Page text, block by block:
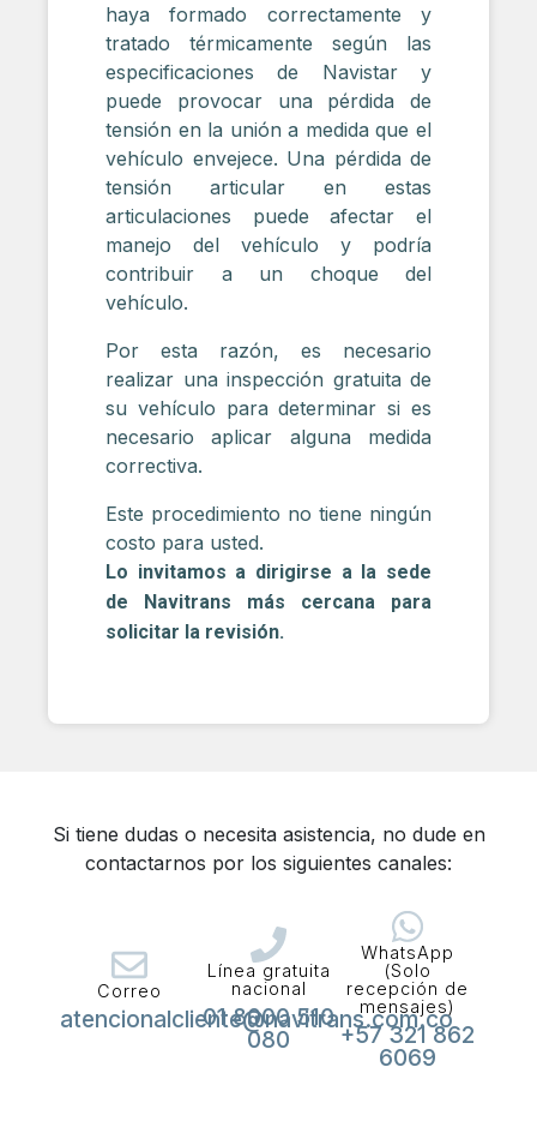
haya formado correctamente y
tratado térmicamente según las
especificaciones de Navistar y
puede provocar una pérdida de
tensión en la unión a medida que el
vehículo envejece. Una pérdida de
tensión articular en estas
articulaciones puede afectar el
manejo del vehículo y podría
contribuir a un choque del
vehículo.
Por esta razón, es necesario
realizar una inspección gratuita de
su vehículo para determinar si es
necesario aplicar alguna medida
correctiva.
Este procedimiento no tiene ningún
costo para usted.
Lo invitamos a dirigirse a la sede
de Navitrans más cercana para
solicitar la revisión.
Si tiene dudas o necesita asistencia, no dude en
contactarnos por los siguientes canales:
Correo
atencionalcliente@navitrans.com.co
Línea gratuita
nacional
01 8000 510
080
WhatsApp
(Solo
recepción de
mensajes)
+57 321 862
6069